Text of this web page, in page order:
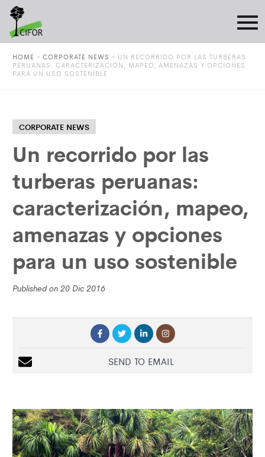
HOME » CORPORATE NEWS » UN RECORRIDO POR LAS TURBERAS
PERUANAS: CARACTERIZACIÓN, MAPEO, AMENAZAS Y OPCIONES
PARA UN USO SOSTENIBLE
CORPORATE NEWS
Un recorrido por las
turberas peruanas:
caracterización, mapeo,
amenazas y opciones
para un uso sostenible
Published on 20 Dic 2016
SEND TO EMAIL